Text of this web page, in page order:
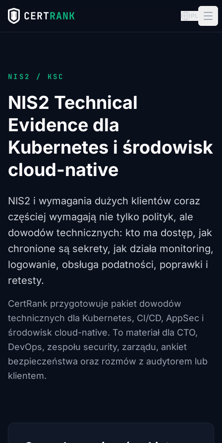
CERTRANK PL
NIS2 / KSC
NIS2 Technical
Evidence dla
Kubernetes i środowisk
cloud-native
NIS2 i wymagania dużych klientów coraz
częściej wymagają nie tylko polityk, ale
dowodów technicznych: kto ma dostęp, jak
chronione są sekrety, jak działa monitoring,
logowanie, obsługa podatności, poprawki i
retesty.
CertRank przygotowuje pakiet dowodów
technicznych dla Kubernetes, CI/CD, AppSec i
środowisk cloud-native. To materiał dla CTO,
DevOps, zespołu security, zarządu, ankiet
bezpieczeństwa oraz rozmów z audytorem lub
klientem.